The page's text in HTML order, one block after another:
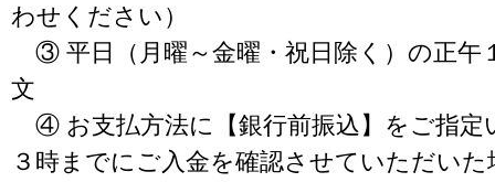
わせください）
③ 平日（月曜～金曜・祝日除く）の正午
文
④ お支払方法に【銀行前振込】をご指定
３時までにご入金を確認させていただいた